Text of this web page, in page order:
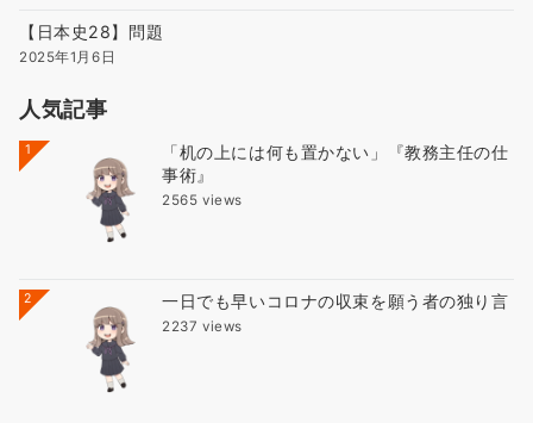
【日本史28】問題
2025年1月6日
人気記事
1
「机の上には何も置かない」『教務主任の仕
事術』
2565 views
2 一日でも早いコロナの収束を願う者の独り言
2237 views